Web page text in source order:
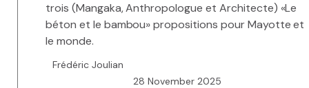
trois (Mangaka, Anthropologue et Architecte) «Le
béton et le bambou» propositions pour Mayotte et
le monde.
Frédéric Joulian
28 November 2025